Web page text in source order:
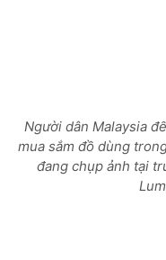
Người dân Malaysia
mua sắm đồ dùng
đang chụp ảnh tại